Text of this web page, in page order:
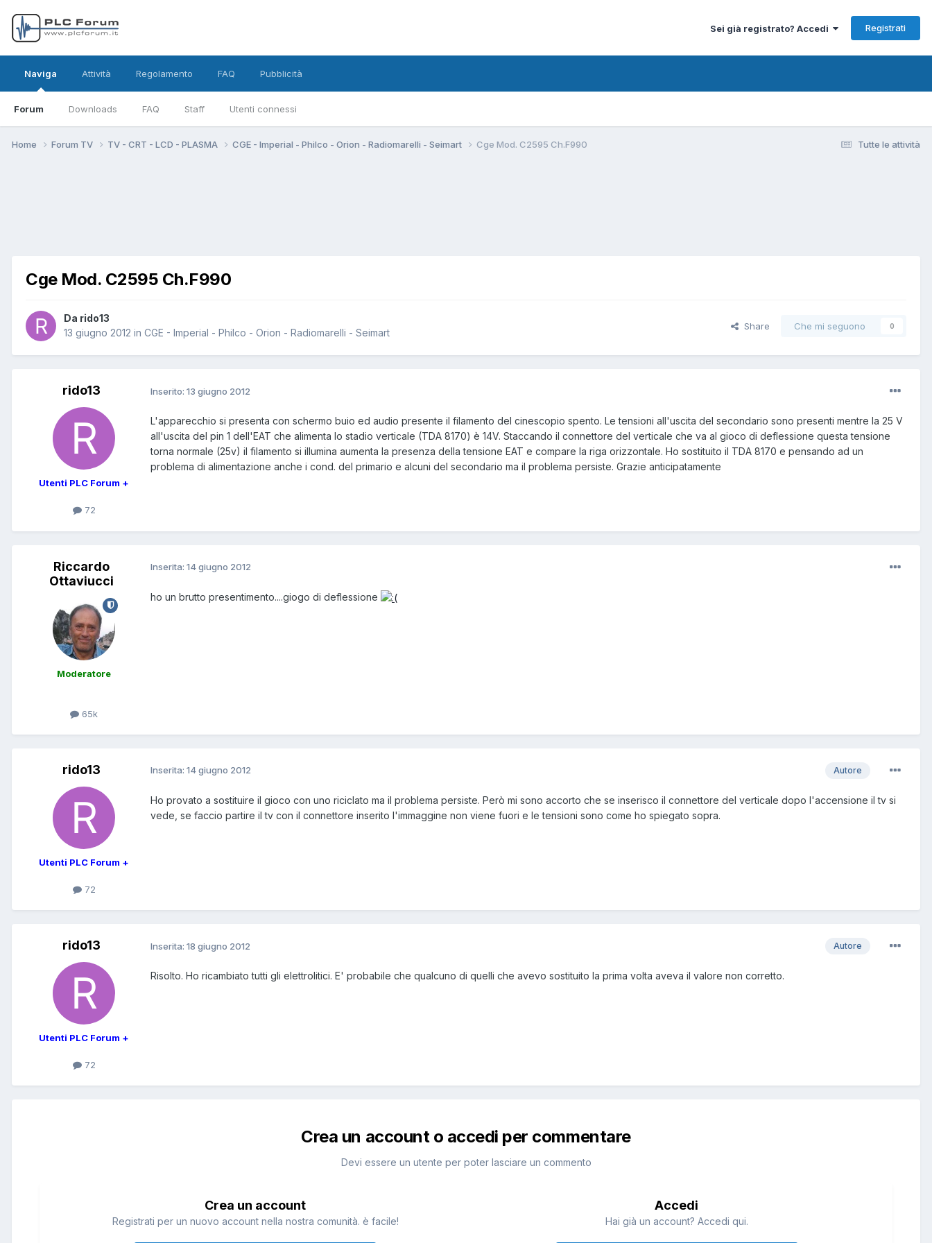
Sei già registrato? Accedi Registrati
Naviga
Forum Downloads FAQ Staff Utenti connessi
Attività Regolamento FAQ Pubblicità
Tutte le attività
Home Forum TV TV - CRT - LCD - PLASMA CGE - Imperial - Philco - Orion - Radiomarelli - Seimart Cge Mod. C2595 Ch.F990
Cge Mod. C2595 Ch.F990
Da rido13
13 giugno 2012 in CGE - Imperial - Philco - Orion - Radiomarelli - Seimart
Share Che mi seguono 0
rido13
Utenti PLC Forum +
72
Inserito: 13 giugno 2012
L'apparecchio si presenta con schermo buio ed audio presente il filamento del cinescopio spento. Le tensioni all'uscita del secondario sono presenti mentre la 25 V
all'uscita del pin 1 dell'EAT che alimenta lo stadio verticale (TDA 8170) è 14V. Staccando il connettore del verticale che va al gioco di deflessione questa tensione
torna normale (25v) il filamento si illumina aumenta la presenza della tensione EAT e compare la riga orizzontale. Ho sostituito il TDA 8170 e pensando ad un
problema di alimentazione anche i cond. del primario e alcuni del secondario ma il problema persiste. Grazie anticipatamente
Riccardo
Ottaviucci
Moderatore
65k
Inserita: 14 giugno 2012
ho un brutto presentimento....giogo di deflessione
rido13
Utenti PLC Forum +
72
Autore
Inserita: 14 giugno 2012
Ho provato a sostituire il gioco con uno riciclato ma il problema persiste. Però mi sono accorto che se inserisco il connettore del verticale dopo l'accensione il tv si
vede, se faccio partire il tv con il connettore inserito l'immaggine non viene fuori e le tensioni sono come ho spiegato sopra.
rido13
Utenti PLC Forum +
72
Autore
Inserita: 18 giugno 2012
Risolto. Ho ricambiato tutti gli elettrolitici. E' probabile che qualcuno di quelli che avevo sostituito la prima volta aveva il valore non corretto.
Crea un account o accedi per commentare
Devi essere un utente per poter lasciare un commento
Crea un account
Registrati per un nuovo account nella nostra comunità. è facile!
Accedi
Hai già un account? Accedi qui.